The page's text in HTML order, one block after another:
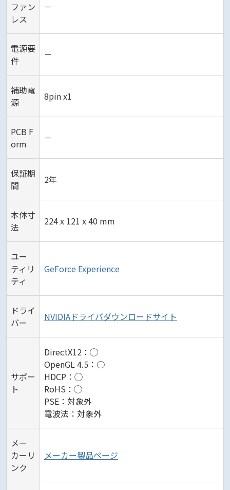
ファン
レス
－
電源要
件
－
補助電
源
8pin x1
PCB F
orm
－
保証期
間
2年
本体寸
法
224 x 121 x 40 mm
ユー
ティリ
ティ
GeForce Experience
ドライ
バー
NVIDIAドライバダウンロードサイト
サポー
ト
DirectX12：◯
OpenGL 4.5：○
HDCP：◯
RoHS：◯
PSE：対象外
電波法：対象外
メー
カーリ
ンク
メーカー製品ページ